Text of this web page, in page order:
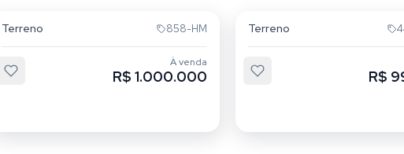
Terreno 858-HM
À venda
R$ 1.000.000
Terreno
R$